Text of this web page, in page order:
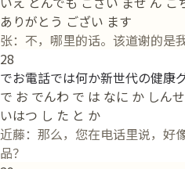
ありがとう ござい ます
张：不，哪里的话。该道谢的是
28
でお電話では何か新世代の健康
で お でんわ で は なに か しん
いはつ し た と か
近藤：那么，您在电话里说，好
品？